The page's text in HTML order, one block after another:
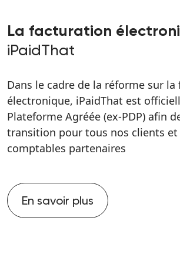
La facturation
iPaidThat
Dans le cadre de la réforme sur
électronique, iPaidThat est
Plateforme Agréée (ex-PDP) afin
transition pour tous nos clients et
comptables partenaires
En savoir plus